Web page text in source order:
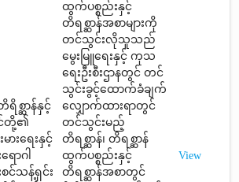
ရိစ္ဆာန်နှင့်
တို့၏
မားရေးနှင့်
ောဂါ
င်သန့်ရှင်း
ထွက်ပစ္စည်းနှင့်
တိရစ္ဆာန်အစာများကို
တင်သွင်းလိုသူသည်
မွေးမြူရေးနှင့် ကုသ
ရေးဦးစီးဌာနတွင် တင်
သွင်းခွင့်ထောက်ခံချက်
လျှောက်ထားရာတွင်
တင်သွင်းမည့်
တိရစ္ဆာန်၊ တိရစ္ဆာန်
ထွက်ပစ္စည်းနှင့်
တိရစ္ဆာန်အစာတွင်
View